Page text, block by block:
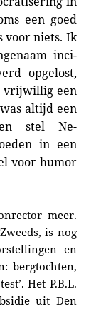
een goed
voor niets. Ik
inci­
opgelost,
vrijwillig een
al­tijd een
stel Ne­
in een
voor humor
meer.
is nog
en
berg­toch­ten,
Het P.B.L.
uit Den